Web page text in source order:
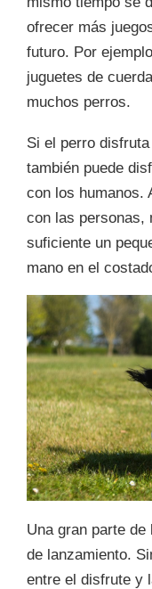
ofrecer más
futuro. Por
juguetes de
muchos perros.
Si el perro
también puede
con los humanos.
con las personas,
suficiente un
mano en el
Una gran parte
de lanzamiento.
entre el disfrute y